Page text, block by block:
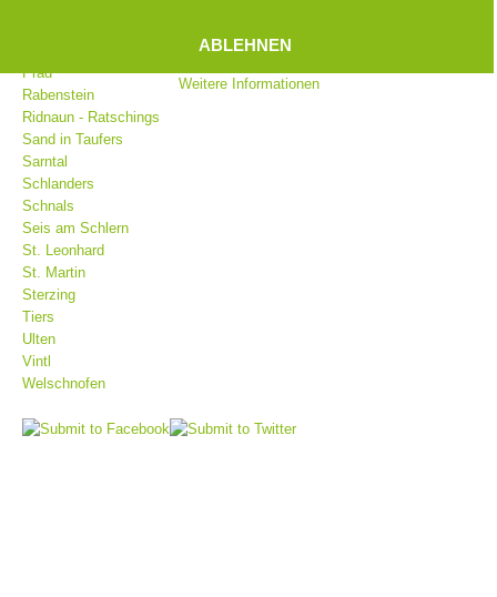
Bergrettungsstellen
Prad
Rabenstein
Ridnaun - Ratschings
Sand in Taufers
Sarntal
Schlanders
Schnals
Seis am Schlern
St. Leonhard
St. Martin
Sterzing
Tiers
Ulten
Vintl
Welschnofen
ABLEHNEN
Weitere Informationen